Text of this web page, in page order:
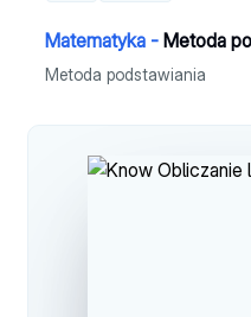
Matematyka - Metoda
Metoda podstawiania